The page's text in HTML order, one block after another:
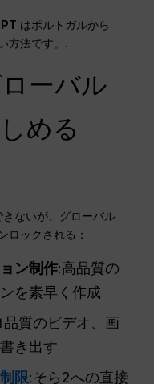
はポルトガルから
方法です。.
ーバル
める
ないが、グローバル
ロックされる：
ン制作:高品質の
を素早く作成
品質のビデオ、画
き出す
限:そら2への直接